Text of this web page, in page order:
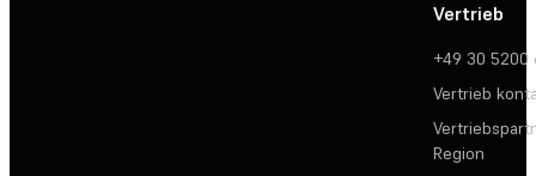
Vertrieb
+49 30 5200
Vertrieb
Region